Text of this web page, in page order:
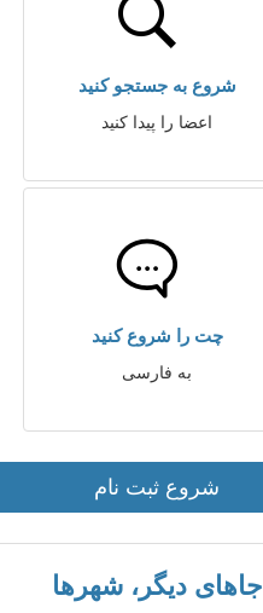
شروع به جستجو کنید
اعضا را پیدا کنید
چت را شروع کنید
به فارسی
شروع ثبت نام
جاهای دیگر، شهرها